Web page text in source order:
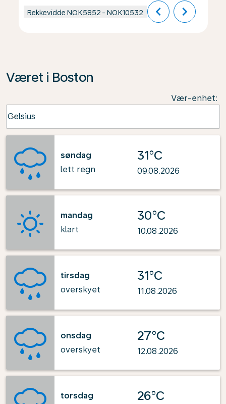
Rekkevidde NOK5852 - NOK10532 chevron_left chevron_right
Været i Boston
Vær-enhet:
Celsius
keyboard_arrow_down
søndag
lett regn
31°C
09.08.2026
mandag
klart
30°C
10.08.2026
tirsdag
overskyet
31°C
11.08.2026
onsdag
overskyet
27°C
12.08.2026
torsdag
26°C